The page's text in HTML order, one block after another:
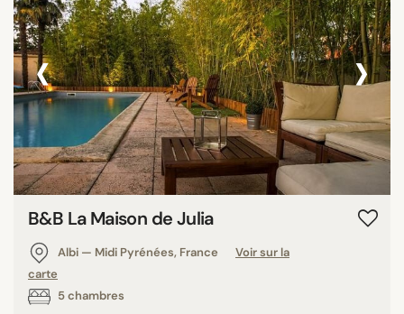
‹ ›
B&B La Maison de Julia
Albi — Midi Pyrénées, France
Voir sur la
carte
5 chambres